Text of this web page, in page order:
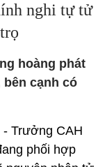
nghi tự tử
hoàng phát
bên cạnh có
Trưởng CAH
phối hợp